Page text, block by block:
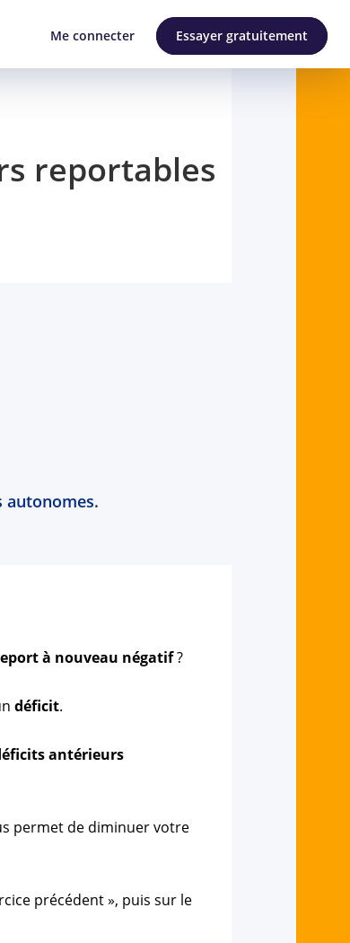
Me connecter Essayer gratuitement
reportables
autonomes.
à nouveau négatif?
déficit.
antérieurs
permet de diminuer votre
précédent », puis sur le